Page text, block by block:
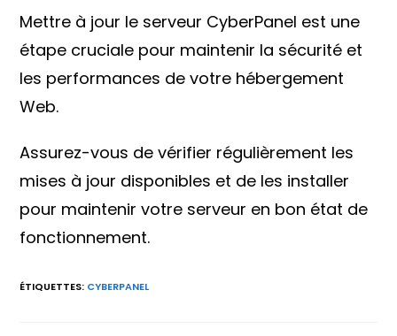
Mettre à jour le serveur CyberPanel est une
étape cruciale pour maintenir la sécurité et
les performances de votre hébergement
Web.
Assurez-vous de vérifier régulièrement les
mises à jour disponibles et de les installer
pour maintenir votre serveur en bon état de
fonctionnement.
ÉTIQUETTES: CYBERPANEL